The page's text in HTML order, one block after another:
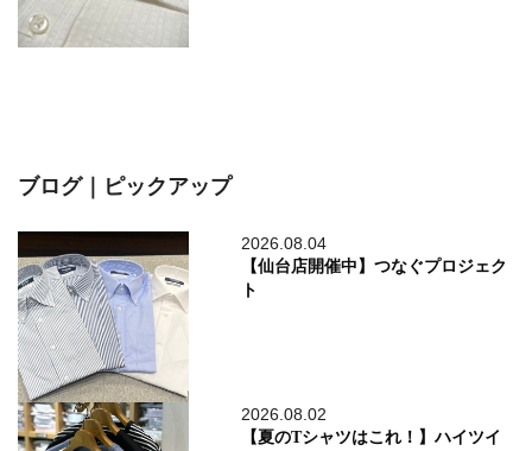
ブログ｜ピックアップ
2026.08.04
【仙台店開催中】つなぐプロジェク
ト
2026.08.02
【夏のTシャツはこれ！】ハイツイ